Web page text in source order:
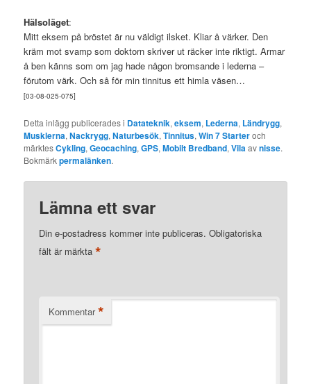
Hälsoläget:
Mitt eksem på bröstet är nu väldigt ilsket. Kliar å värker. Den
kräm mot svamp som doktorn skriver ut räcker inte riktigt. Armar
å ben känns som om jag hade någon bromsande i lederna –
förutom värk. Och så för min tinnitus ett himla väsen…
[03-08-025-075]
Detta inlägg publicerades i Datateknik,eksem, Lederna, Ländrygg,
Musklerna,Nackrygg,Naturbesök,Tinnitus,Win 7 Starteroch
märktesCykling,Geocaching,GPS,Mobilt Bredband,Vilaavnisse.
Bokmärkpermalänken.
Lämna ett svar
Din e-postadress kommer inte publiceras. Obligatoriska
fält är märkta*
Kommentar *